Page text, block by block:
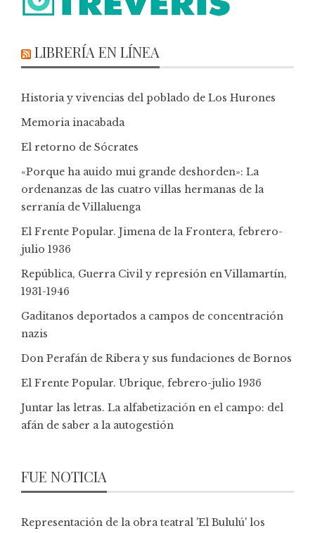
LIBRERÍA EN LÍNEA
Historia y vivencias del poblado de Los Hurones
Memoria inacabada
El retorno de Sócrates
«Porque ha auido mui grande deshorden»: La
ordenanzas de las cuatro villas hermanas de la
serranía de Villaluenga
El Frente Popular. Jimena de la Frontera, febrero-
julio 1936
República, Guerra Civil y represión en Villamartín,
1931-1946
Gaditanos deportados a campos de concentración
nazis
Don Perafán de Ribera y sus fundaciones de Bornos
El Frente Popular. Ubrique, febrero-julio 1936
Juntar las letras. La alfabetización en el campo: del
afán de saber a la autogestión
FUE NOTICIA
Representación de la obra teatral 'El Bululú' los